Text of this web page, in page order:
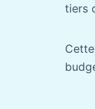
tiers